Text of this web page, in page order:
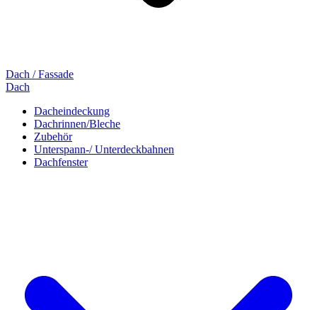
Dach / Fassade
Dach
Dacheindeckung
Dachrinnen/Bleche
Zubehör
Unterspann-/ Unterdeckbahnen
Dachfenster